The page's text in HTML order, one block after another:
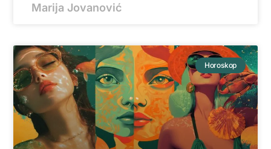
Marija Jovanović
Horoskop